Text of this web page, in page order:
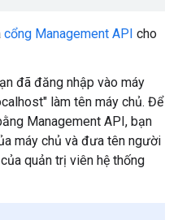
cổng Management API cho
đã đăng nhập vào máy
làm tên máy chủ. Để
Management API, bạn
máy chủ và đưa tên người
quản trị viên hệ thống